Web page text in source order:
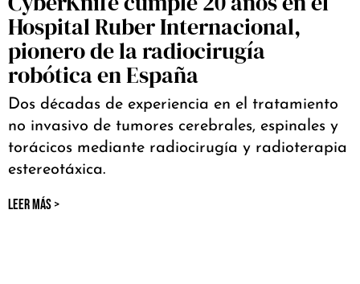
Hospital Ruber Internacional,
pionero de la radiocirugía
robótica en España
Dos décadas de experiencia en el tratamiento
no invasivo de tumores cerebrales, espinales y
torácicos mediante radiocirugía y radioterapia
estereotáxica.
LEER MÁS >